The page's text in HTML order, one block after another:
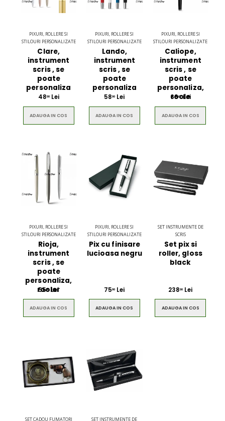
PIXURI, ROLLERE SI
STILOURI PERSONALIZATE
Clare,
instrument
scris , se
poate
personaliza
4800Lei
ADAUGA IN COS
PIXURI, ROLLERE SI
STILOURI PERSONALIZATE
Lando,
instrument
scris , se
poate
personaliza
5800 Lei
ADAUGA IN COS
PIXURI, ROLLERE SI
STILOURI PERSONALIZATE
Caliope,
instrument
scris , se
poate
personaliza,
roole
6800Lei
ADAUGA IN COS
PIXURI, ROLLERE SI
STILOURI PERSONALIZATE
Rioja,
instrument
scris , se
poate
personaliza,
rooler
5500Lei
ADAUGA IN COS
PIXURI, ROLLERE SI
STILOURI PERSONALIZATE
Pix cu finisare
lucioasa negru
7500 Lei
ADAUGA IN COS
SET INSTRUMENTE DE
SCRIS
Set pix si
roller, gloss
black
23800 Lei
ADAUGA IN COS
SET CADOU FUMATORI
SET INSTRUMENTE DE